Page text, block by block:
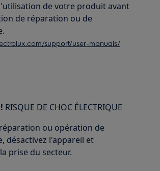
de votre produit avant
de réparation ou de
support/user-manuals/
RISQUE DE CHOC ÉLECTRIQUE
ou opération de
désactivez l'appareil et
prise du secteur.